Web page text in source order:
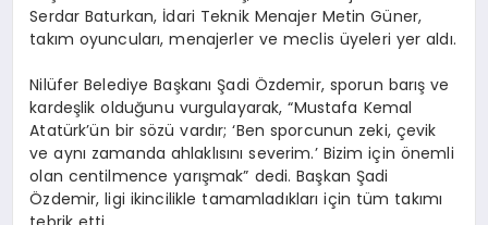
Serdar Baturkan, İdari Teknik Menajer Metin Güner,
takım oyuncuları, menajerler ve meclis üyeleri yer aldı.
Nilüfer Belediye Başkanı Şadi Özdemir, sporun barış ve
kardeşlik olduğunu vurgulayarak, “Mustafa Kemal
Atatürk’ün bir sözü vardır; ‘Ben sporcunun zeki, çevik
ve aynı zamanda ahlaklısını severim.’ Bizim için önemli
olan centilmence yarışmak” dedi. Başkan Şadi
Özdemir, ligi ikincilikle tamamladıkları için tüm takımı